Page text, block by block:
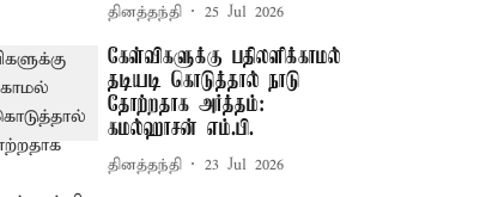
தினத்தந்தி 25 Jul 2026
கேள்விகளுக்கு பதிலளிக்காமல்
தடியடி கொடுத்தால் நாடு
தோற்றதாக அர்த்தம்:
கமல்ஹாசன் எம்.பி.
தினத்தந்தி 23 Jul 2026